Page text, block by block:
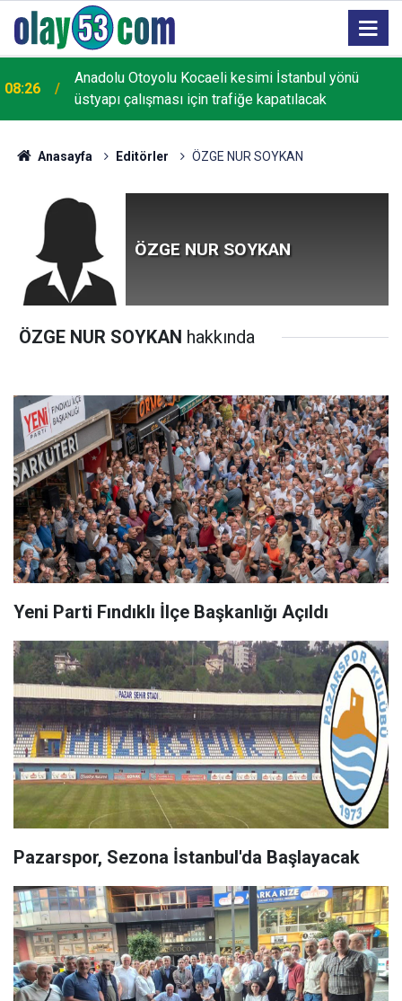
08:23
MGK Bildirisi: Terörsüz Türkiye, terörsüz bölge
yolunda kaydedilen ilerlemeler ele alındı
Anasayfa Editörler ÖZGE NUR SOYKAN
ÖZGE NUR SOYKAN
ÖZGE NUR SOYKAN hakkında
Yeni Parti Fındıklı İlçe Başkanlığı Açıldı
Pazarspor, Sezona İstanbul'da Başlayacak